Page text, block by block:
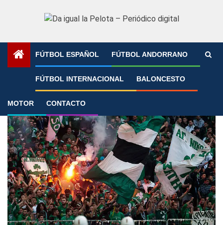
FÚTBOL ESPAÑOL FÚTBOL ANDORRANO
FÚTBOL INTERNACIONAL BALONCESTO
MOTOR CONTACTO
»
Panathinaikos FC